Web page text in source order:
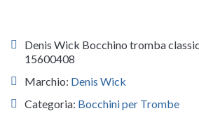
Denis Wick Bocchino tromba
15600408
Marchio: Denis Wick
Categoria: Bocchini per Trombe